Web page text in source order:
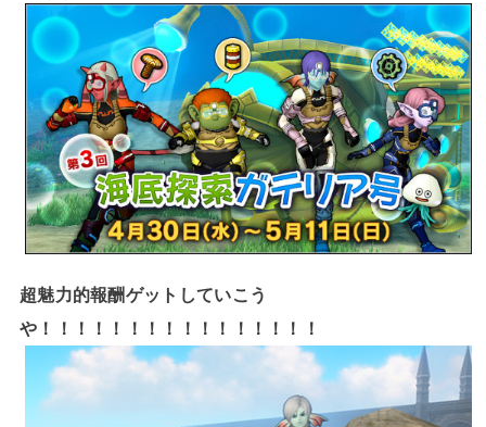
超魅力的報酬ゲットしていこう
や！！！！！！！！！！！！！！！！